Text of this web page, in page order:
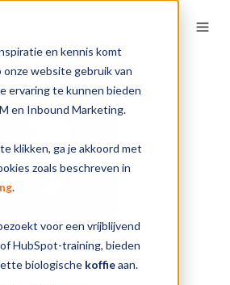
en kennis komt
onze website gebruik van
ervaring te kunnen bieden
en Inbound Marketing.
klikken, ga je akkoord met
zoals beschreven in
.
voor een vrijblijvend
HubSpot-training, bieden
biologische koffieaan.
de Wit